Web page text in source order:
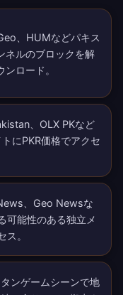
、HUMなどパキス
ネルのブロックを解
ンロード 。
、OLX PKなど
にPKR価格でアクセ
、Geo Newsな
可能性のある独立メ
ス。
ンゲームシーンで地